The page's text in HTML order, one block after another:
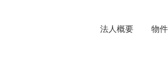
法人概要 物